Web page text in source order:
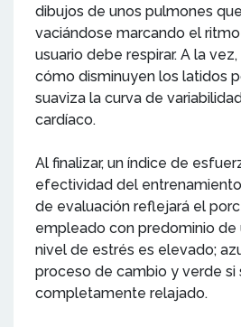
dibujos de unos pulmones
vaciándose marcando el
usuario debe respirar. A la
cómo disminuyen los latidos
suaviza la curva de
cardíaco.
Al finalizar, un índice de
efectividad del
de evaluación reflejará el
empleado con predominio de
nivel de estrés es elevado;
proceso de cambio y verde si
completamente relajado.